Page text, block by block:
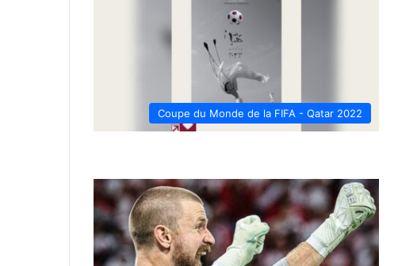
Coupe du Monde de la FIFA - Qatar 2022